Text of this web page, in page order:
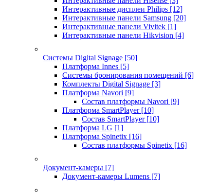
Интерактивные дисплеи Philips [12]
Интерактивные панели Samsung [20]
Интерактивные панели Vivitek [1]
Интерактивные панели Hikvision [4]
Системы Digital Signage [50]
Платформа Innes [5]
Системы бронирования помещений [6]
Комплекты Digital Signage [3]
Платформа Navori [9]
Состав платформы Navori [9]
Платформа SmartPlayer [10]
Состав SmartPlayer [10]
Платформа LG [1]
Платформа Spinetix [16]
Состав платформы Spinetix [16]
Документ-камеры [7]
Документ-камеры Lumens [7]